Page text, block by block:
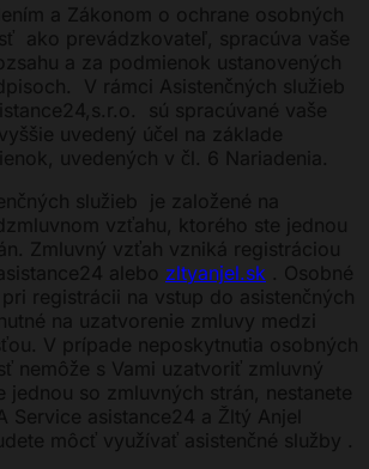
a Zákonom o ochrane osobných
ako prevádzkovateľ, spracúva vaše
a za podmienok ustanovených
V rámci Asistenčných služieb
sú spracúvané vaše
uvedený účel na základe
uvedených v čl. 6 Nariadenia.
služieb je založené na
vzťahu, ktorého ste jednou
Zmluvný vzťah vzniká registráciou
alebo zltyanjel.sk . Osobné
registrácii na vstup do asistenčných
na uzatvorenie zmluvy medzi
V prípade neposkytnutia osobných
nemôže s Vami uzatvoriť zmluvný
jednou so zmluvných strán, nestanete
Service asistance24 a Žltý Anjel
môcť využívať asistenčné služby .